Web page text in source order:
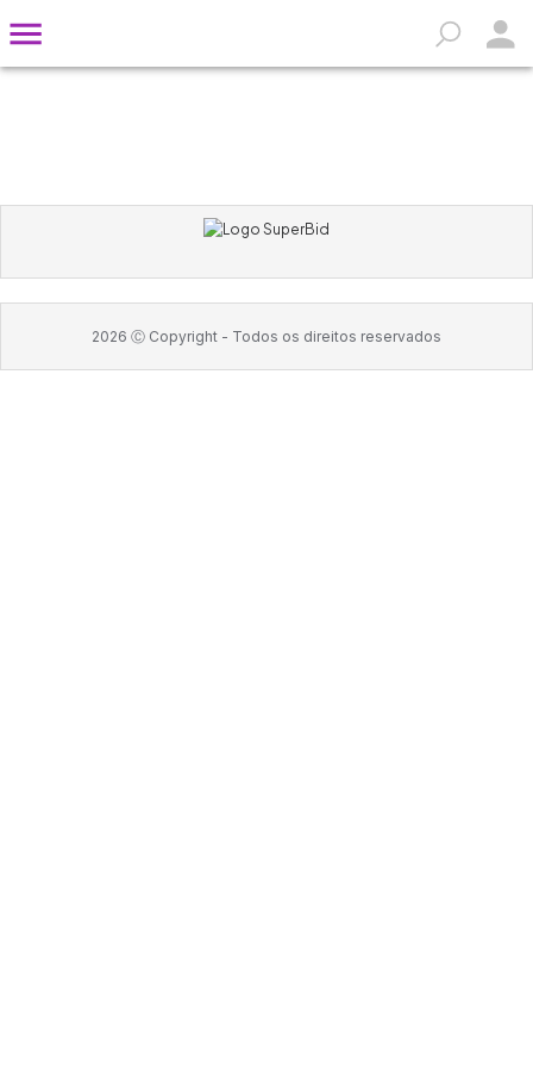
2026 Ⓒ Copyright - Todos os direitos reservados